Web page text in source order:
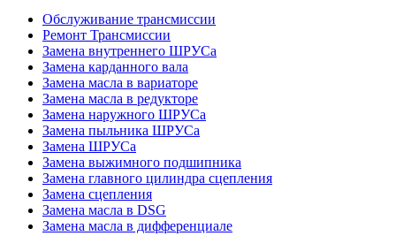
Обслуживание трансмиссии
Ремонт Трансмиссии
Замена внутреннего ШРУСа
Замена карданного вала
Замена масла в вариаторе
Замена масла в редукторе
Замена наружного ШРУСа
Замена пыльника ШРУСа
Замена ШРУСа
Замена выжимного подшипника
Замена главного цилиндра сцепления
Замена сцепления
Замена масла в DSG
Замена масла в дифференциале